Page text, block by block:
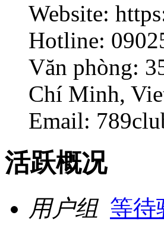
Website:
Hotline:
Văn phòng:
Chí Minh,
Email:
活跃概况
用户组 等待